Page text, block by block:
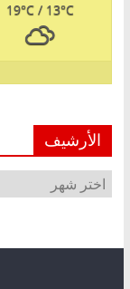
19°C/ 13°C
الأرشيف
الأرشيف